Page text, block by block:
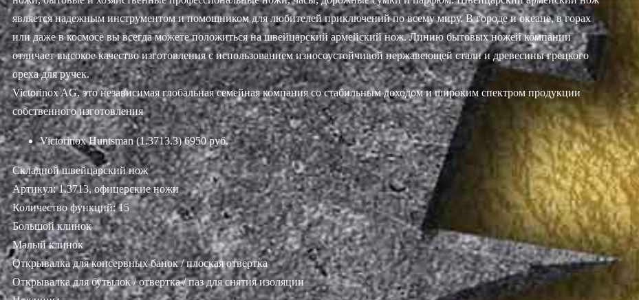
является надежным инструментом и помощником для любителей приключений по всему миру. В городе и океане, в горах
или даже в космосе вы всегда можете положиться на швейцарский армейский нож. Линию бытовых ножей компании
отличает высокое качество изготовления с использованием износоустойчивой нержавеющей стали и древесины грецкого
ореха для ручек.
Victorinox AG, это независимая глобальная семейная компания со стабильным доходом и широким спектром продукции
собственного изготовления
Victorinox Huntsman (1.3713.3) 6950 руб.
Складной швейцарский нож
Артикул: 1.3713, офицерские ножи
Количество функций: 15
Большой клинок
Малый клинок
Открывалка для консервных банок / плоская отвертка
Открывалка для бутылок / отвертка / паз для снятия изоляции